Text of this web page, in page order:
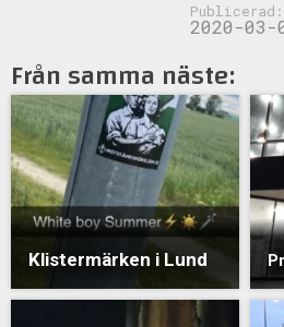
Publicerad:
2020-03-
Från samma näste:
Klistermärken i Lund